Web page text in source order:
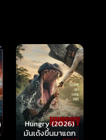
Ready or Not 2:
Here I Come
(2026) เกมพร้อม
ตาย 2